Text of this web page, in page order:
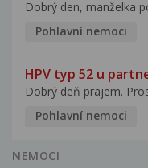
Dobrý den, manželka
Pohlavní nemoci
HPV typ 52 u
Dobrý deň prajem.
Pohlavní nemoci
NEMOCI